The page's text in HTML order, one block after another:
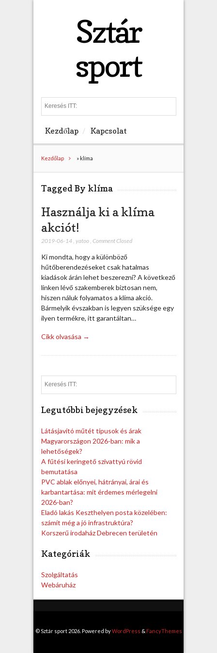
Sztár
sport
e
h
Kezdőlap Kapcsolat
Kezdőlap » klíma
Tagged By klíma
Használja ki a klíma
akciót!
2019-06-14, yatoo, Comment Closed
Ki mondta, hogy a különböző
hűtőberendezéseket csak hatalmas
kiadások árán lehet beszerezni? A következő
linken lévő szakemberek biztosan nem,
hiszen náluk folyamatos a klíma akció.
Bármelyik évszakban is legyen szüksége egy
ilyen termékre, itt garantáltan…
Cikk olvasása →
e
Legutóbbi bejegyzések
Látásjavító műtét típusok és árak
Magyarországon 2026-ban: mik a
lehetőségek?
A fűtési keringető szivattyú rövid
bemutatása
PVC ablak előnyei, hátrányai, árai és
karbantartása: mit érdemes mérlegelni
2026-ban?
Eladó lakás Keszthelyen posta közelében:
számít még a jó infrastruktúra?
Korszerű irodaház Debrecen területén
Kategóriák
Szolgáltatás
Webáruház
© Sztár sport 2026. Powered byWordPress & FancyThemes